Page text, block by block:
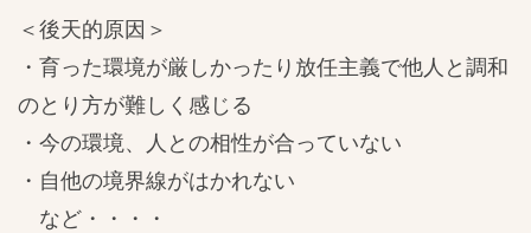
＜後天的原因＞
・育った環境が厳しかったり放任主義で他人と調和
のとり方が難しく感じる
・今の環境、人との相性が合っていない
・自他の境界線がはかれない
など・・・・